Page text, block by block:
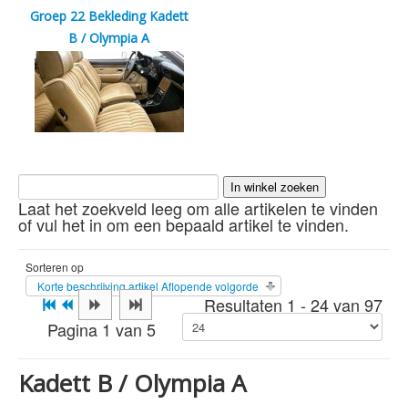
Groep 22 Bekleding Kadett
B / Olympia A
Laat het zoekveld leeg om alle artikelen te vinden
of vul het in om een bepaald artikel te vinden.
Sorteren op
Korte beschrijving artikel Aflopende volgorde
Pagina 1 van 5
Resultaten 1 - 24 van 97
Kadett B / Olympia A